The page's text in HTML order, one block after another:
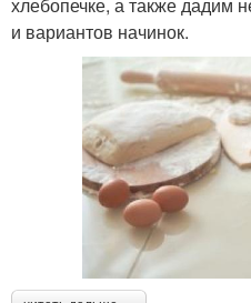
хлебопечке, а также дадим
и вариантов начинок.